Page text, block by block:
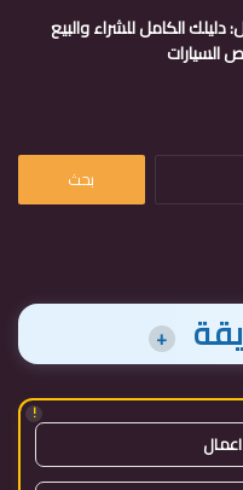
دليلك الكامل للشراء والبيع
السيارات
البحث
+
!